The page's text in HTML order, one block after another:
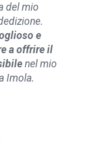
del mio
e
a offrire il
nel mio
Imola.